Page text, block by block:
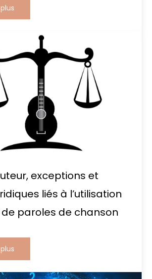
exceptions et
liés à l’utilisation
de paroles de chanson